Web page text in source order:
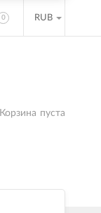
0 RUB
Корзина пуста